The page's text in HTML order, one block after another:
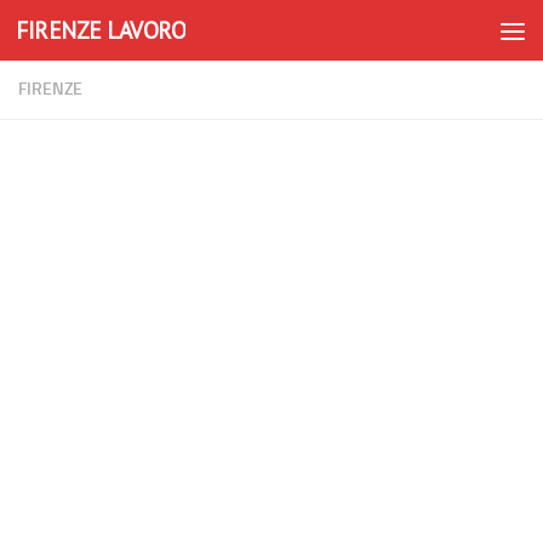
Skip to content
FIRENZE LAVORO
FIRENZE